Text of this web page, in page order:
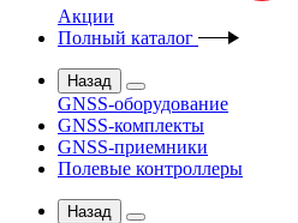
Акции
Полный каталог
Назад
GNSS-оборудование
GNSS-комплекты
GNSS-приемники
Полевые контроллеры
Назад